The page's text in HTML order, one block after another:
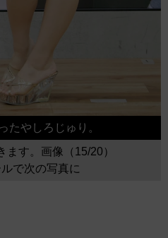
たやしろじゅり。
ます。画像（15/20）
で次の写真に